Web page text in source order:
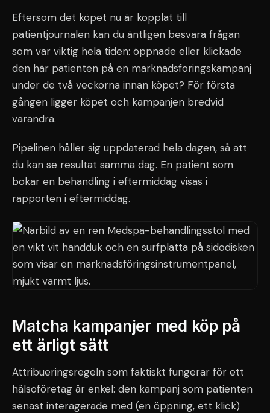
Eftersom det köpet nu är kopplat till
patientjournalen kan du äntligen besvara frågan
som var viktig hela tiden: öppnade eller klickade
den här patienten på en marknadsföringskampanj
under de två veckorna innan köpet? För första
gången ligger köpet och kampanjen bredvid
varandra.
Pipelinen håller sig uppdaterad hela dagen, så att
du kan se resultat samma dag. En patient som
bokar en behandling i eftermiddag visas i
rapporten i eftermiddag.
Matcha kampanjer med köp på
ett ärligt sätt
Attribueringsregeln som faktiskt fungerar för ett
hälsoföretag är enkel: den kampanj som patienten
senast interagerade med (en öppning, ett klick)